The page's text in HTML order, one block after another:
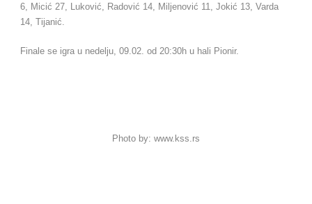
6, Micić 27, Luković, Radović 14, Miljenović 11, Jokić 13, Varda
14, Tijanić.
Finale se igra u nedelju, 09.02. od 20:30h u hali Pionir.
Photo by: www.kss.rs